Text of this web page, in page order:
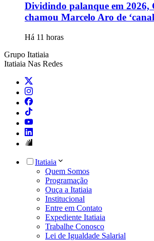
Dividindo palanque em 2026,
chamou Marcelo Aro de
Há 11 horas
Grupo Itatiaia
Itatiaia Nas Redes
Itatiaia
Quem Somos
Programação
Ouça a Itatiaia
Institucional
Entre em Contato
Expediente Itatiaia
Trabalhe Conosco
Lei de Igualdade Salarial